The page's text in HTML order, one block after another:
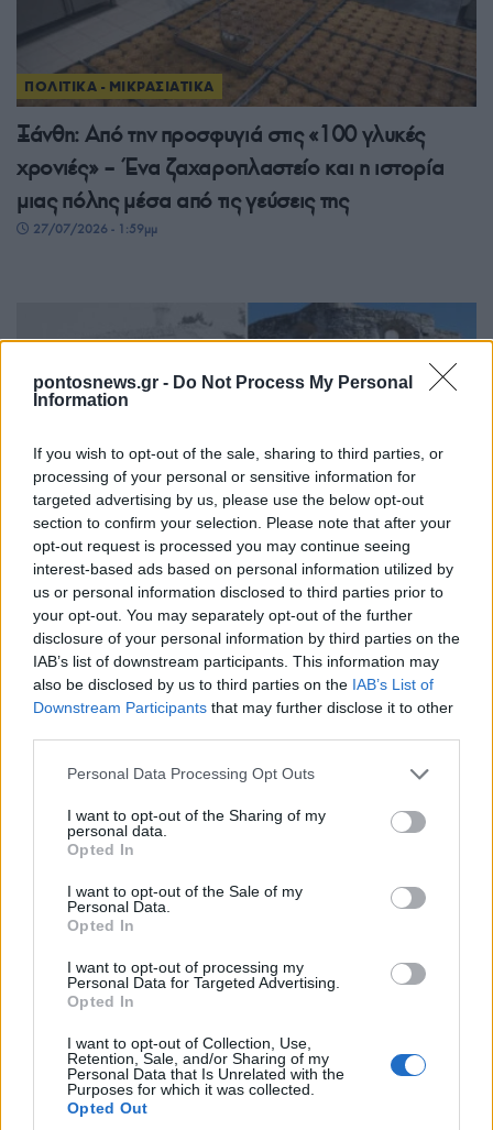
pontosnews.gr - Do Not Process My Personal
Information
If you wish to opt-out of the sale, sharing to third parties, or
processing of your personal or sensitive information for
targeted advertising by us, please use the below opt-out
section to confirm your selection. Please note that after your
opt-out request is processed you may continue seeing
interest-based ads based on personal information utilized by
us or personal information disclosed to third parties prior to
your opt-out. You may separately opt-out of the further
disclosure of your personal information by third parties on the
IAB’s list of downstream participants. This information may
also be disclosed by us to third parties on the IAB’s List of
Downstream Participants that may further disclose it to other
Please note that this website/app uses one or more Google
not limited to your visit or usage behaviour. You may click to
grant or deny consent to Google and its third-party tags to
use your data for below specified purposes in below Google
consent section.
Personal Data Processing Opt Outs
I want to opt-out of the Sharing of my
personal data.
Opted In
I want to opt-out of the Sale of my
Personal Data.
Opted In
I want to opt-out of processing my
Personal Data for Targeted Advertising.
Opted In
I want to opt-out of Collection, Use,
Retention, Sale, and/or Sharing of my
Personal Data that Is Unrelated with the
Purposes for which it was collected.
Opted Out
ΠΟΛΙΤΙΚΑ - ΜΙΚΡΑΣΙΑΤΙΚΑ
Ξάνθη: Από την προσφυγιά στις «100 γλυκές
χρονιές» – Ένα ζαχαροπλαστείο και η ιστορία
μιας πόλης μέσα από τις γεύσεις της
27/07/2026 - 1:59μμ
ΠΟΛΙΤΙΚΑ - ΜΙΚΡΑΣΙΑΤΙΚΑ
«Άγιε μου Παντελέημονα»: Το τραγούδι της
Ερυθραίας που έγινε καημός της προσφυγιάς
27/07/2026 - 1:03μμ
ΠΟΛΙΤΙΚΑ - ΜΙΚΡΑΣΙΑΤΙΚΑ
Μικρασιατική Μνήμη στον 15ο Διάπλου της
27/07/2026 - 12:35μμ